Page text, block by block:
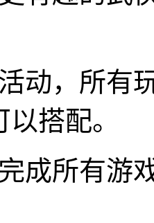
动，所有
搭配。
成所有游